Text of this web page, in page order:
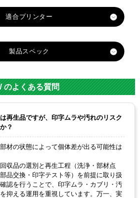
エプソン
LPCA3T
12C
シアン
LPCA3T
ゼンタ
LPCA3T
エロー
タ
ー
あり
のよくある質問
再生品ですが、印字ムラや汚れのリスク
？
材の状態によって個体差が出る可能性は
収品の選別と再生工程（洗浄・部材点
品交換・印字テスト等）を前提に取り扱
認を行うことで、印字ムラ・カブリ・汚
抑える運用を重視しています。万一、実